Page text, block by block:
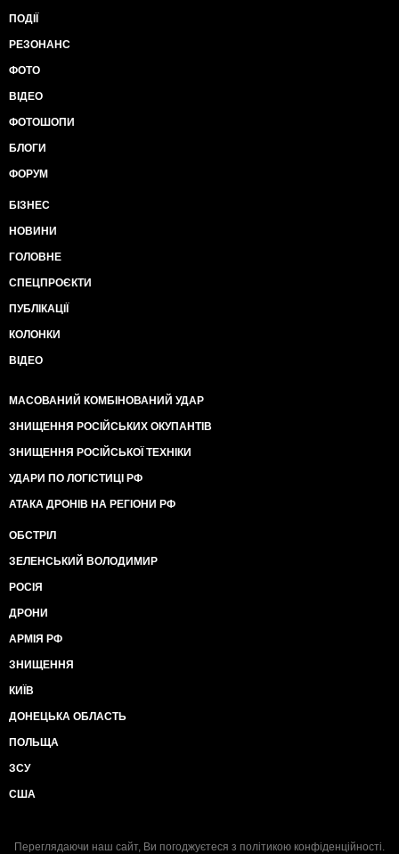
ПОДІЇ
РЕЗОНАНС
ФОТО
ВІДЕО
ФОТОШОПИ
БЛОГИ
ФОРУМ
БІЗНЕС
НОВИНИ
ГОЛОВНЕ
СПЕЦПРОЄКТИ
ПУБЛІКАЦІЇ
КОЛОНКИ
ВІДЕО
МАСОВАНИЙ КОМБІНОВАНИЙ УДАР
ЗНИЩЕННЯ РОСІЙСЬКИХ ОКУПАНТІВ
ЗНИЩЕННЯ РОСІЙСЬКОЇ ТЕХНІКИ
УДАРИ ПО ЛОГІСТИЦІ РФ
АТАКА ДРОНІВ НА РЕГІОНИ РФ
ОБСТРІЛ
ЗЕЛЕНСЬКИЙ ВОЛОДИМИР
РОСІЯ
ДРОНИ
АРМІЯ РФ
ЗНИЩЕННЯ
КИЇВ
ДОНЕЦЬКА ОБЛАСТЬ
ПОЛЬЩА
ЗСУ
США
Переглядаючи наш сайт, Ви погоджуєтеся з політикою конфіденційності.